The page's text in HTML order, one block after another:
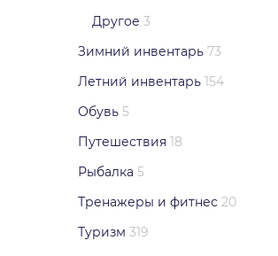
Другое 3
Зимний инвентарь 73
Летний инвентарь 154
Обувь 5
Путешествия 18
Рыбалка 5
Тренажеры и фитнес 20
Туризм 319